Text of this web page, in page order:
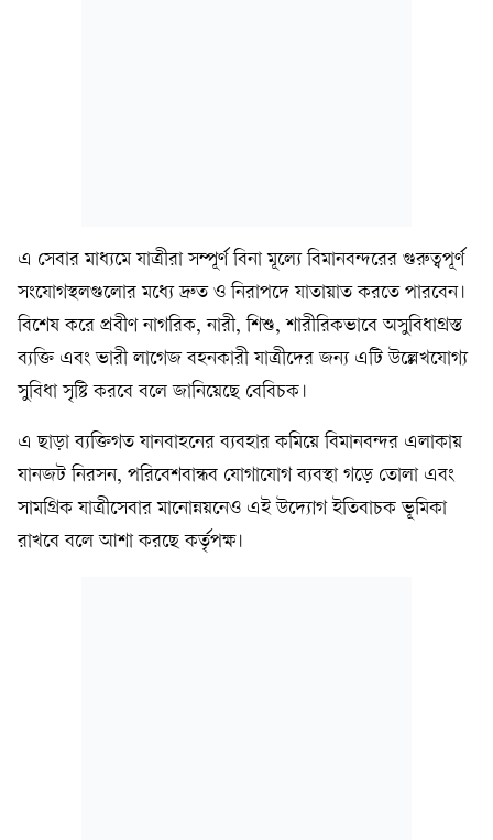
এ সেবার মাধ্যমে যাত্রীরা সম্পূর্ণ বিনা মূল্যে বিমানবন্দরের গুরুত্বপূর্ণ
সংযোগস্থলগুলোর মধ্যে দ্রুত ও নিরাপদে যাতায়াত করতে পারবেন।
বিশেষ করে প্রবীণ নাগরিক, নারী, শিশু, শারীরিকভাবে অসুবিধাগ্রস্ত
ব্যক্তি এবং ভারী লাগেজ বহনকারী যাত্রীদের জন্য এটি উল্লেখযোগ্য
সুবিধা সৃষ্টি করবে বলে জানিয়েছে বেবিচক।
এ ছাড়া ব্যক্তিগত যানবাহনের ব্যবহার কমিয়ে বিমানবন্দর এলাকায়
যানজট নিরসন, পরিবেশবান্ধব যোগাযোগ ব্যবস্থা গড়ে তোলা এবং
সামগ্রিক যাত্রীসেবার মানোন্নয়নেও এই উদ্যোগ ইতিবাচক ভূমিকা
রাখবে বলে আশা করছে কর্তৃপক্ষ।